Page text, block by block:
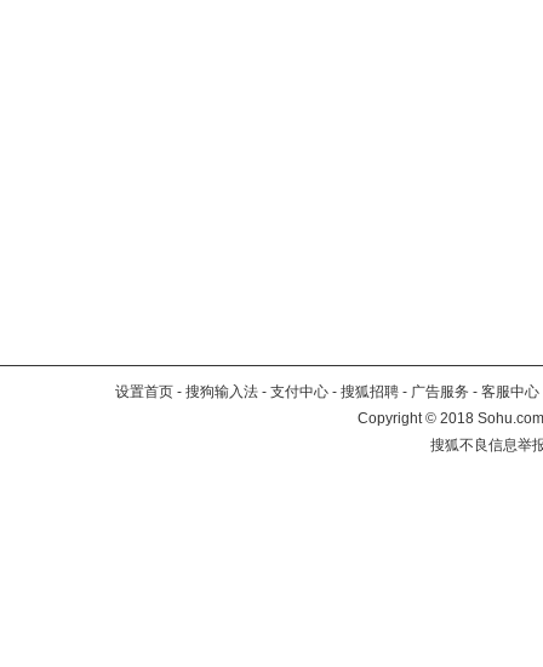
设置首页 - 搜狗输入法 - 支付中心 - 搜狐招聘 - 广告服务 - 客服中心
Copyright©2018
搜狐不良信息举